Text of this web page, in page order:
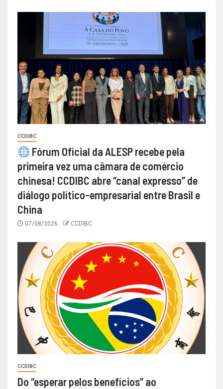
CCDIBC
Fórum Oficial da ALESP recebe pela
primeira vez uma câmara de comércio
chinesa! CCDIBC abre “canal expresso” de
diálogo político-empresarial entre Brasil e
China
07/08/2026 CCDIBC
CCDIBC
Do “esperar pelos benefícios” ao